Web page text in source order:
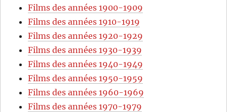
Films des années 1900-1909
Films des années 1910-1919
Films des années 1920-1929
Films des années 1930-1939
Films des années 1940-1949
Films des années 1950-1959
Films des années 1960-1969
Films des années 1970-1979